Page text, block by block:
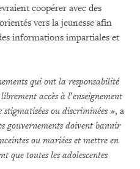
coopérer avec des
vers la jeunesse afin
informations impartiales et
qui ont la responsabilité
accès à l’enseignement
ou discriminées», a
gouvernements doivent bannir
ou mariées et mettre en
que toutes les adolescentes